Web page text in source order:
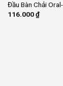
Đầu Bàn Chải
116.000₫